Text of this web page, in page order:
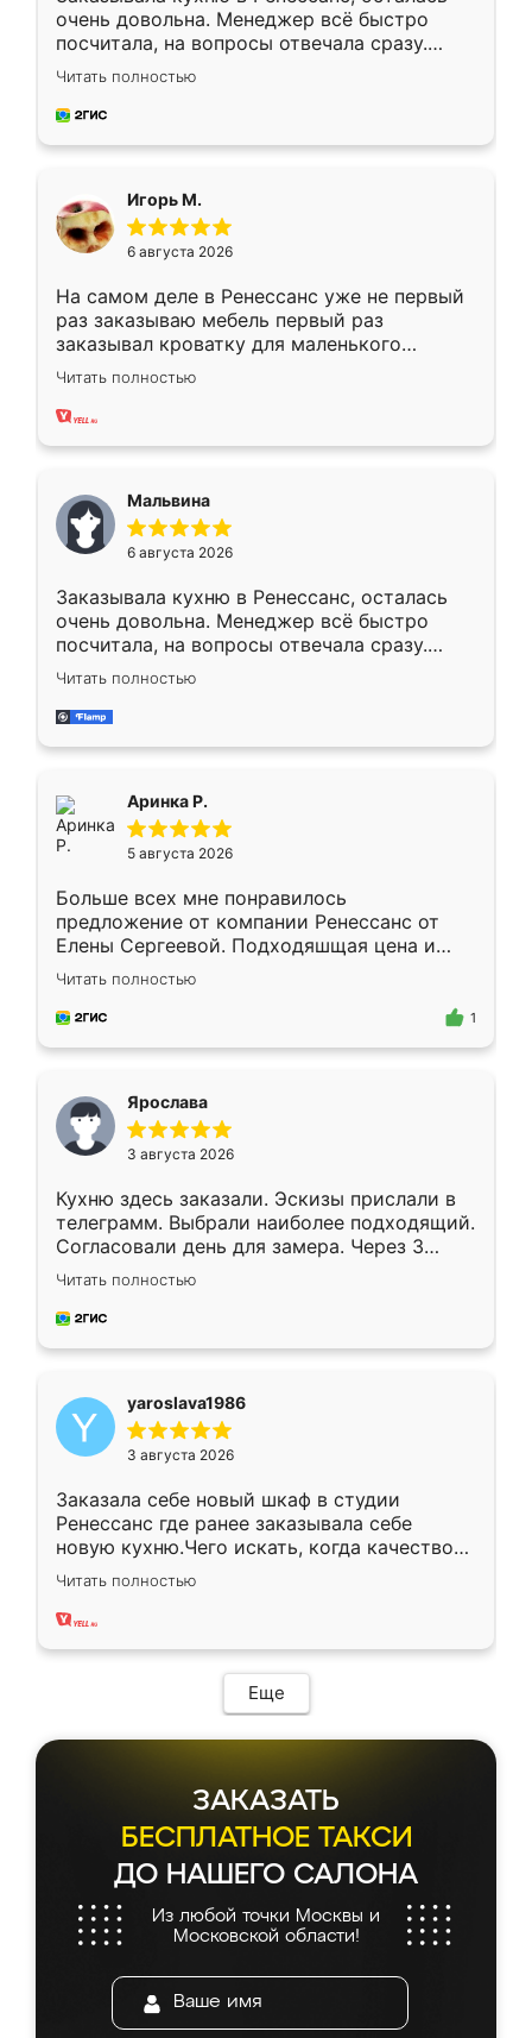
очень довольна. Менеджер всё быстро
посчитала, на вопросы отвечала сразу.
Замерщик приехал в субботу, подошёл к
делу со всей ответственностью. Собрали
за день, ребята работали аккуратно, даже
Читать полностью
Игорь М.
6 августа 2026
На самом деле в Ренессанс уже не первый
раз заказываю мебель первый раз
заказывал кроватку для маленького
ребёнка при его рождении ,во второй раз
заказал шкаф-купе. По качеству очень
хорошее сборка достаточно быстрая,
меньше, здесь же он более разнообразный.
Мне нравится ,если что-то потребуется из
мебели буду заказывать только здесь.
Читать полностью
Мальвина
6 августа 2026
Заказывала кухню в Ренессанс, осталась
очень довольна. Менеджер всё быстро
посчитала, на вопросы отвечала сразу.
Замерщик приехал в субботу, подошёл к
делу со всей ответственностью. Собрали
за день, ребята работали аккуратно, даже
Читать полностью
Аринка Р.
5 августа 2026
Больше всех мне понравилось
предложение от компании Ренессанс от
Елены Сергеевой. Подходяшщая цена и
короткие сроки изготовления. Приехавший
для замера сотрудник Владислав
предложил по моему эскизу самый
Читать полностью
1
Ярослава
3 августа 2026
Кухню здесь заказали. Эскизы прислали в
телеграмм. Выбрали наиболее подходящий.
Согласовали день для замера. Через 3
недели кухня была уже готова. Остались
довольны работой. Спасибо Ренессанс
мебель за качественную работу!
Читать полностью
yaroslava1986
3 августа 2026
Заказала себе новый шкаф в студии
Ренессанс где ранее заказывала себе
новую кухню.Чего искать, когда качеством
вполне довольна. Служит кухня уже почти
два года, нареканий нет.
Читать полностью
Еще
ЗАКАЗАТЬ
БЕСПЛАТНОЕ ТАКСИ
ДО НАШЕГО САЛОНА
Из любой точки Москвы и
Московской области!